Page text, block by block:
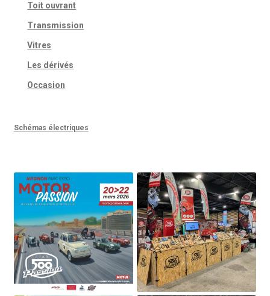
Toit ouvrant
Transmission
Vitres
Les dérivés
Occasion
Schémas électriques